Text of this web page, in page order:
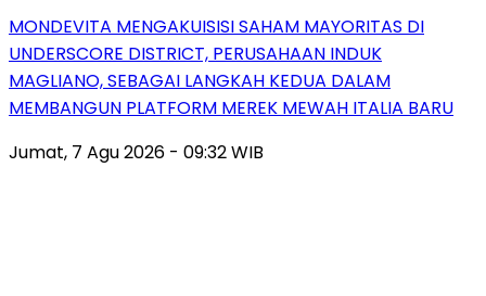
MONDEVITA MENGAKUISISI SAHAM MAYORITAS DI
UNDERSCORE DISTRICT, PERUSAHAAN INDUK
MAGLIANO, SEBAGAI LANGKAH KEDUA DALAM
MEMBANGUN PLATFORM MEREK MEWAH ITALIA BARU
Jumat, 7 Agu 2026 - 09:32 WIB